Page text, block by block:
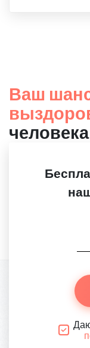
Ваш
человека